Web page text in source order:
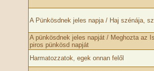
A Pünkösdnek jeles napja / Haj szénája,
A pünkösdnek jeles napját / Meghozta az
piros pünkösd napját
Harmatozzatok, egek onnan felől